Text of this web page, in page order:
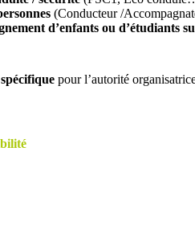
(Conducteur /
d’enfants ou d’étudiants
pour l’autorité